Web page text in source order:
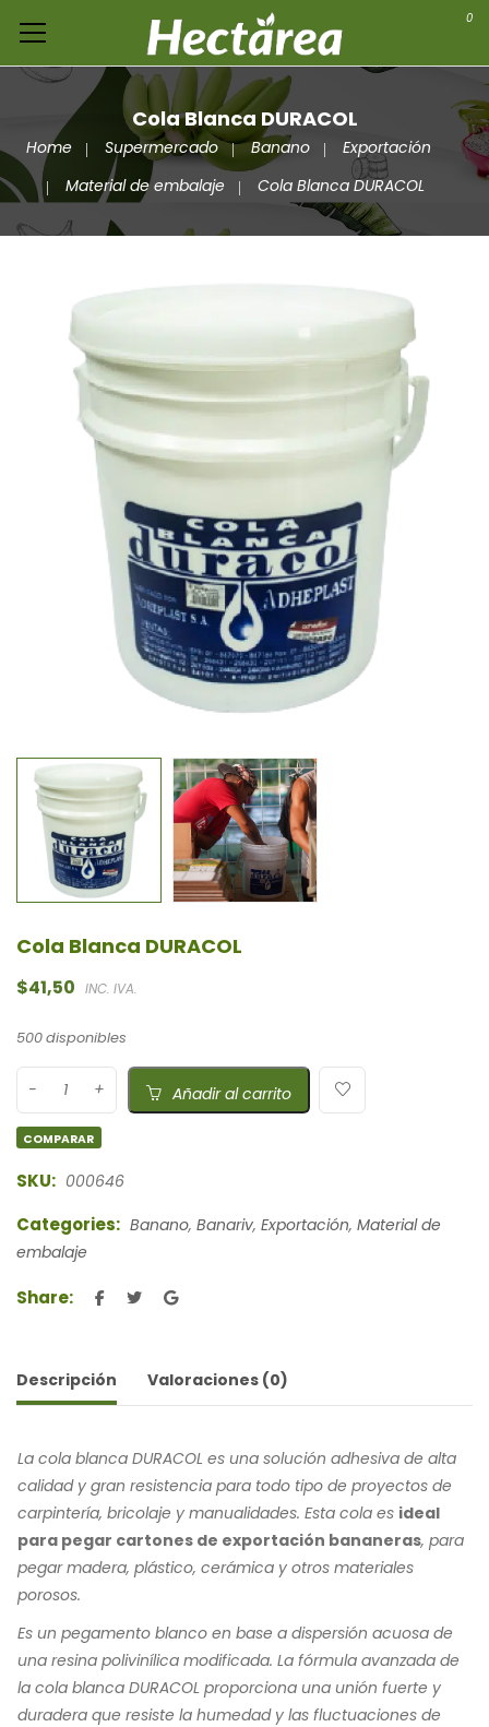
0
Cola Blanca DURACOL
Home Supermercado Banano
Exportación
Material de embalaje
Cola Blanca DURACOL
Cola Blanca DURACOL
$41,50 INC. IVA.
500 disponibles
Añadir al carrito
COMPARAR
SKU: 000646
Categories: Banano, Banariv, Exportación, Material de
embalaje
Share:
Descripción Valoraciones (0)
La cola blanca DURACOL es una solución adhesiva de alta
calidad y gran resistencia para todo tipo de proyectos de
carpintería, bricolaje y manualidades. Esta cola es ideal
para pegar cartones de exportación bananeras, para
pegar madera, plástico, cerámica y otros materiales
porosos.
Es un pegamento blanco en base a dispersión acuosa de
una resina polivinílica modificada. La fórmula avanzada de
la cola blanca DURACOL proporciona una unión fuerte y
duradera que resiste la humedad y las fluctuaciones de